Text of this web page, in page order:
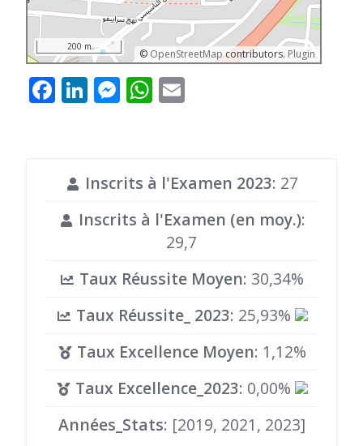
© OpenStreetMapcontributors. Plugin
200 m
Facebook
LinkedIn
Messenger
WhatsApp
Inscrits à l'Examen 2023: 27
Inscrits à l'Examen (en moy.):
29,7
Taux Réussite Moyen: 30,34%
Taux Réussite_ 2023: 25,93%
Taux Excellence Moyen: 1,12%
Taux Excellence_2023: 0,00%
Années_Stats: [2019, 2021, 2023]